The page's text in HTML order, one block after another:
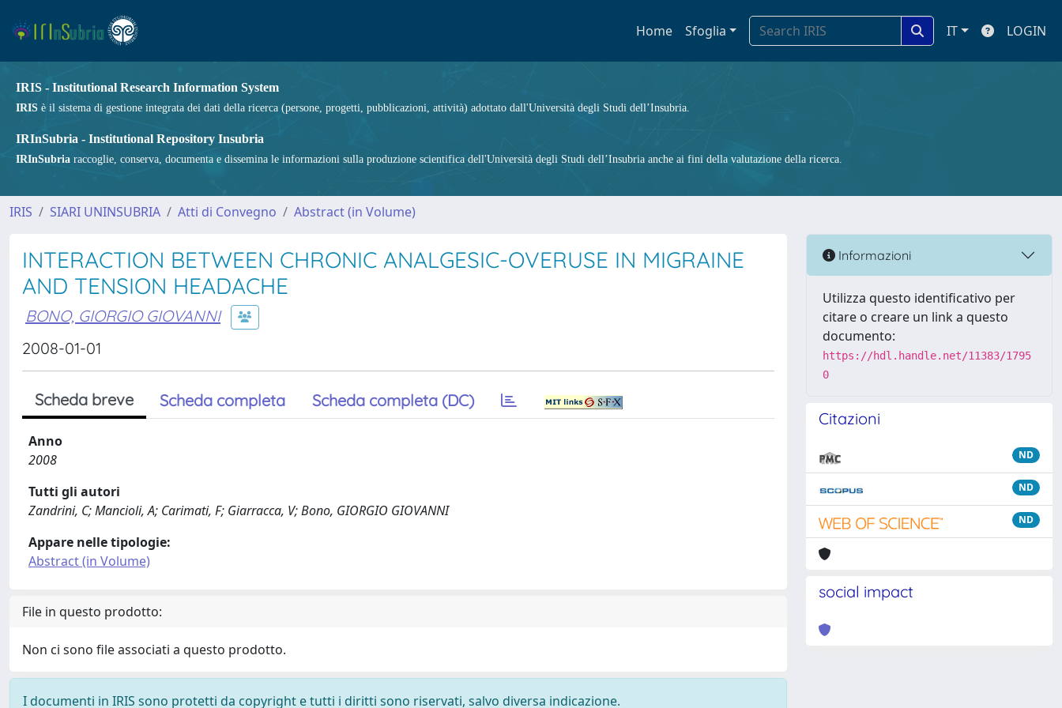
Home Sfoglia IT LOGIN
IRIS - Institutional Research Information System
IRIS è il sistema di gestione integrata dei dati della ricerca (persone, progetti, pubblicazioni, attività) adottato dall'Università degli Studi dell’Insubria.
IRInSubria - Institutional Repository Insubria
IRInSubria raccoglie, conserva, documenta e dissemina le informazioni sulla produzione scientifica dell'Università degli Studi dell’Insubria anche ai fini della valutazione della ricerca.
IRIS SIARI UNINSUBRIA Atti di Convegno Abstract (in Volume)
INTERACTION BETWEEN CHRONIC ANALGESIC-OVERUSE IN MIGRAINE
AND TENSION HEADACHE
BONO, GIORGIO GIOVANNI
2008-01-01
Scheda breve Scheda completa Scheda completa (DC)
Anno
2008
Tutti gli autori
Zandrini, C; Mancioli, A; Carimati, F; Giarracca, V; Bono, GIORGIO GIOVANNI
Appare nelle tipologie:
Abstract (in Volume)
File in questo prodotto:
Non ci sono file associati a questo prodotto.
I documenti in IRIS sono protetti da copyright e tutti i diritti sono riservati, salvo diversa indicazione.
Informazioni
Utilizza questo identificativo per
citare o creare un link a questo
documento:
https://hdl.handle.net/11383/1795
0
Citazioni
ND
ND
ND
social impact